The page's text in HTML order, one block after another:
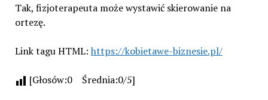
Tak, fizjoterapeuta może wystawić skierowanie na
ortezę.
Link tagu HTML: https://kobietawe-biznesie.pl/
[Głosów:0 Średnia:0/5]